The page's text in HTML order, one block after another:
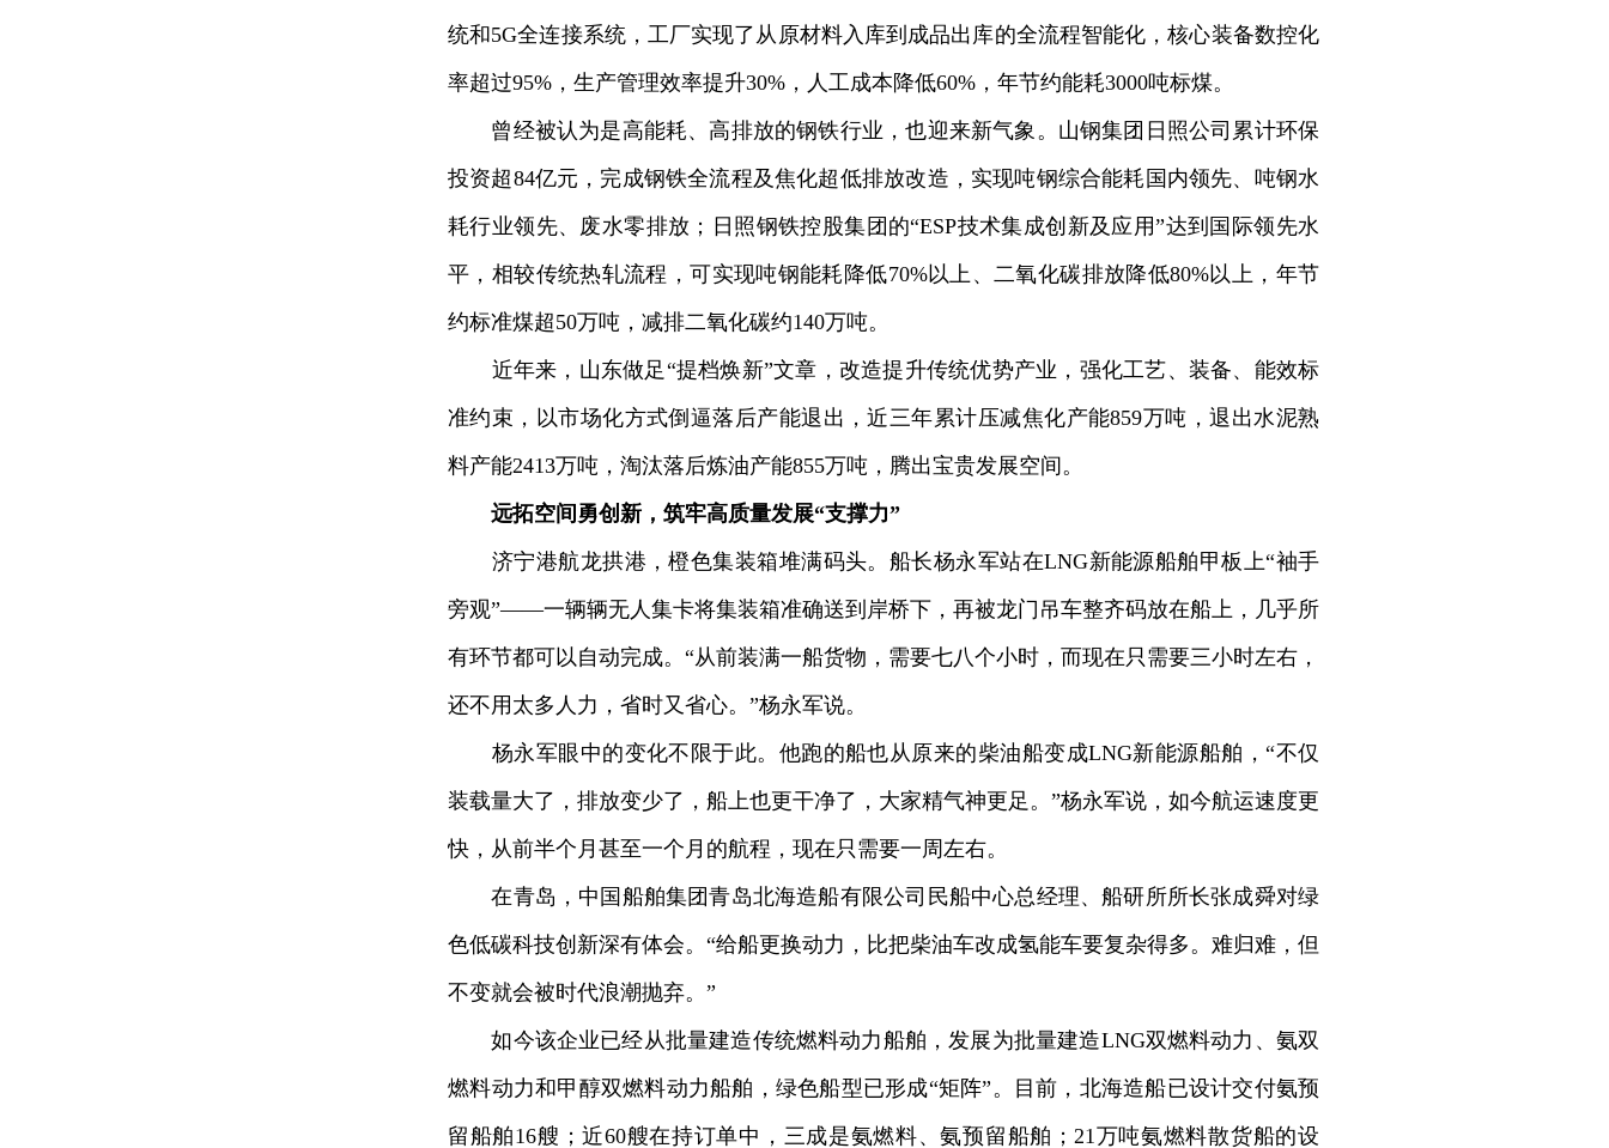
统和5G全连接系统，工厂实现了从原材料入库到成品出库的全流程智能化，核心装备数控化
率超过95%，生产管理效率提升30%，人工成本降低60%，年节约能耗3000吨标煤。
曾经被认为是高能耗、高排放的钢铁行业，也迎来新气象。山钢集团日照公司累计环保
投资超84亿元，完成钢铁全流程及焦化超低排放改造，实现吨钢综合能耗国内领先、吨钢水
耗行业领先、废水零排放；日照钢铁控股集团的“ESP技术集成创新及应用”达到国际领先水
平，相较传统热轧流程，可实现吨钢能耗降低70%以上、二氧化碳排放降低80%以上，年节
约标准煤超50万吨，减排二氧化碳约140万吨。
近年来，山东做足“提档焕新”文章，改造提升传统优势产业，强化工艺、装备、能效标
准约束，以市场化方式倒逼落后产能退出，近三年累计压减焦化产能859万吨，退出水泥熟
料产能2413万吨，淘汰落后炼油产能855万吨，腾出宝贵发展空间。
远拓空间勇创新，筑牢高质量发展“支撑力”
济宁港航龙拱港，橙色集装箱堆满码头。船长杨永军站在LNG新能源船舶甲板上“袖手
旁观”——一辆辆无人集卡将集装箱准确送到岸桥下，再被龙门吊车整齐码放在船上，几乎所
有环节都可以自动完成。“从前装满一船货物，需要七八个小时，而现在只需要三小时左右，
还不用太多人力，省时又省心。”杨永军说。
杨永军眼中的变化不限于此。他跑的船也从原来的柴油船变成LNG新能源船舶，“不仅
装载量大了，排放变少了，船上也更干净了，大家精气神更足。”杨永军说，如今航运速度更
快，从前半个月甚至一个月的航程，现在只需要一周左右。
在青岛，中国船舶集团青岛北海造船有限公司民船中心总经理、船研所所长张成舜对绿
色低碳科技创新深有体会。“给船更换动力，比把柴油车改成氢能车要复杂得多。难归难，但
不变就会被时代浪潮抛弃。”
如今该企业已经从批量建造传统燃料动力船舶，发展为批量建造LNG双燃料动力、氨双
燃料动力和甲醇双燃料动力船舶，绿色船型已形成“矩阵”。目前，北海造船已设计交付氨预
留船舶16艘；近60艘在持订单中，三成是氨燃料、氨预留船舶；21万吨氨燃料散货船的设